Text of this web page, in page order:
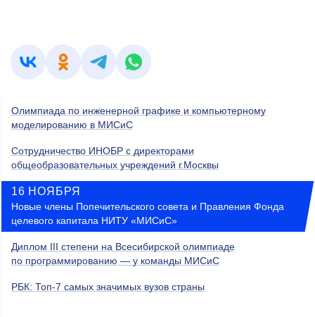
Олимпиада по инженерной графике и компьютерному
моделированию в МИСиС
Сотрудничество ИНОБР с директорами
общеобразовательных учреждений г.Москвы
16 НОЯБРЯ
Новые члены Попечительского совета и Правления Фонда
целевого капитала НИТУ «МИСиС»
Диплом III степени на Всесибирской олимпиаде
по программированию — у команды МИСиС
РБК: Топ-7 самых значимых вузов страны